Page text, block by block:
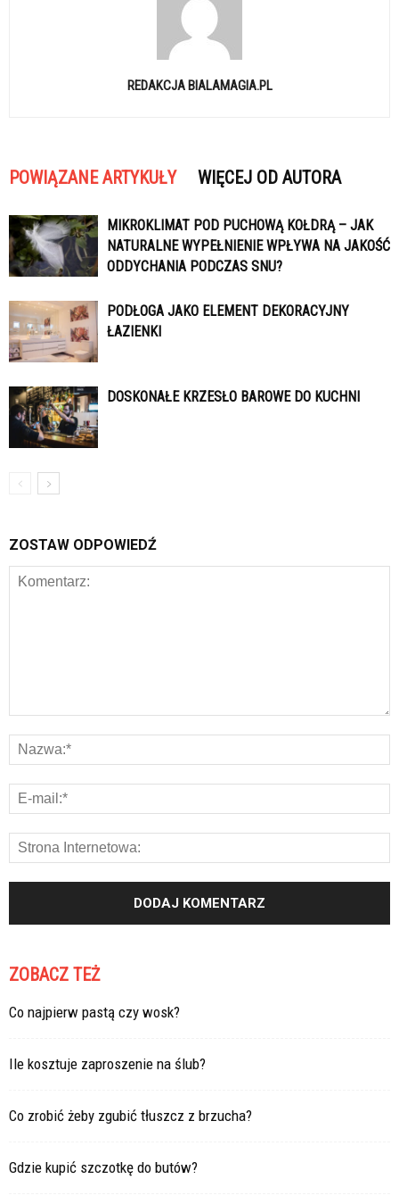
REDAKCJA BIALAMAGIA.PL
POWIĄZANE ARTYKUŁY WIĘCEJ OD AUTORA
MIKROKLIMAT POD PUCHOWĄ KOŁDRĄ – JAK
NATURALNE WYPEŁNIENIE WPŁYWA NA JAKOŚĆ
ODDYCHANIA PODCZAS SNU?
PODŁOGA JAKO ELEMENT DEKORACYJNY
ŁAZIENKI
DOSKONAŁE KRZESŁO BAROWE DO KUCHNI
ZOSTAW ODPOWIEDŹ
ZOBACZ TEŻ
Co najpierw pastą czy wosk?
Ile kosztuje zaproszenie na ślub?
Co zrobić żeby zgubić tłuszcz z brzucha?
Gdzie kupić szczotkę do butów?